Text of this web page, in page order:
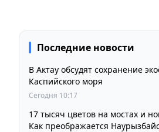
Последние новости
В Актау обсудят сохранение
Каспийского моря
Сегодня 10:17
17 тысяч цветов на мостах и
Как преображается